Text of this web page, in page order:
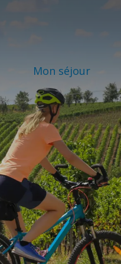
Mon séjour